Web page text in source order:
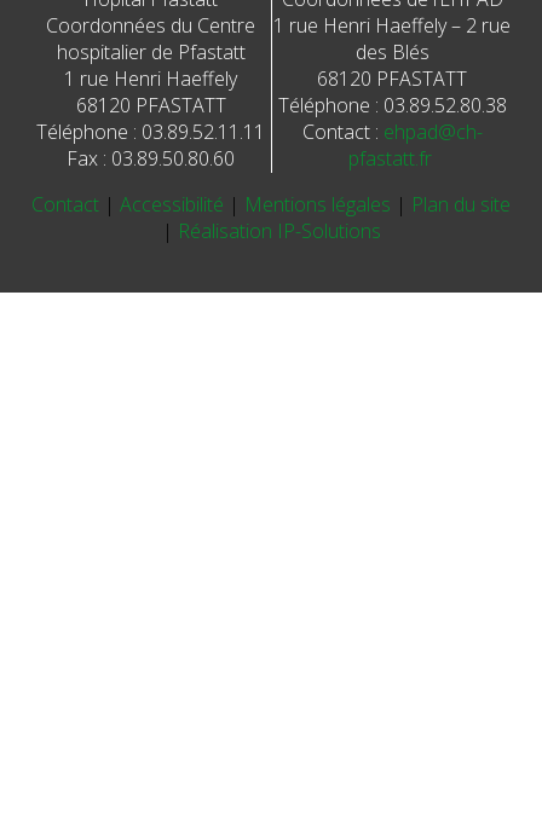
Coordonnées du Centre
hospitalier de Pfastatt
1 rue Henri Haeffely
68120 PFASTATT
Téléphone : 03.89.52.11.11
Fax : 03.89.50.80.60
1 rue Henri Haeffely – 2 rue
des Blés
68120 PFASTATT
Téléphone : 03.89.52.80.38
Contact : ehpad@ch-
pfastatt.fr
Contact | Accessibilité | Mentions légales | Plan du site
| Réalisation IP-Solutions